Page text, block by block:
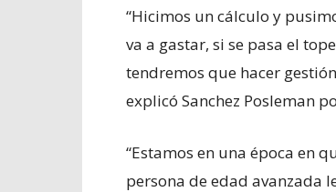
“Hicimos un cálculo y
va a gastar, si se pasa el
tendremos que hacer
explicó Sanchez Posleman
“Estamos en una época en
persona de edad avanzada